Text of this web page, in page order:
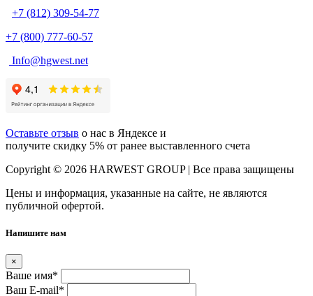
+7 (812) 309-54-77
+7 (800) 777-60-57
Info@hgwest.net
Оставьте отзыв о нас в Яндексе и
получите скидку 5% от ранее выставленного счета
Copyright © 2026 HARWEST GROUP | Все права защищены
Цены и информация, указанные на сайте, не являются
публичной офертой.
Напишите нам
×
Ваше имя*
Ваш E-mail*